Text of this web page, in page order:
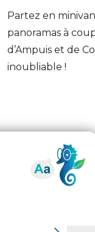
Partez en
panoramas à
d’Ampuis et de
inoubliable !